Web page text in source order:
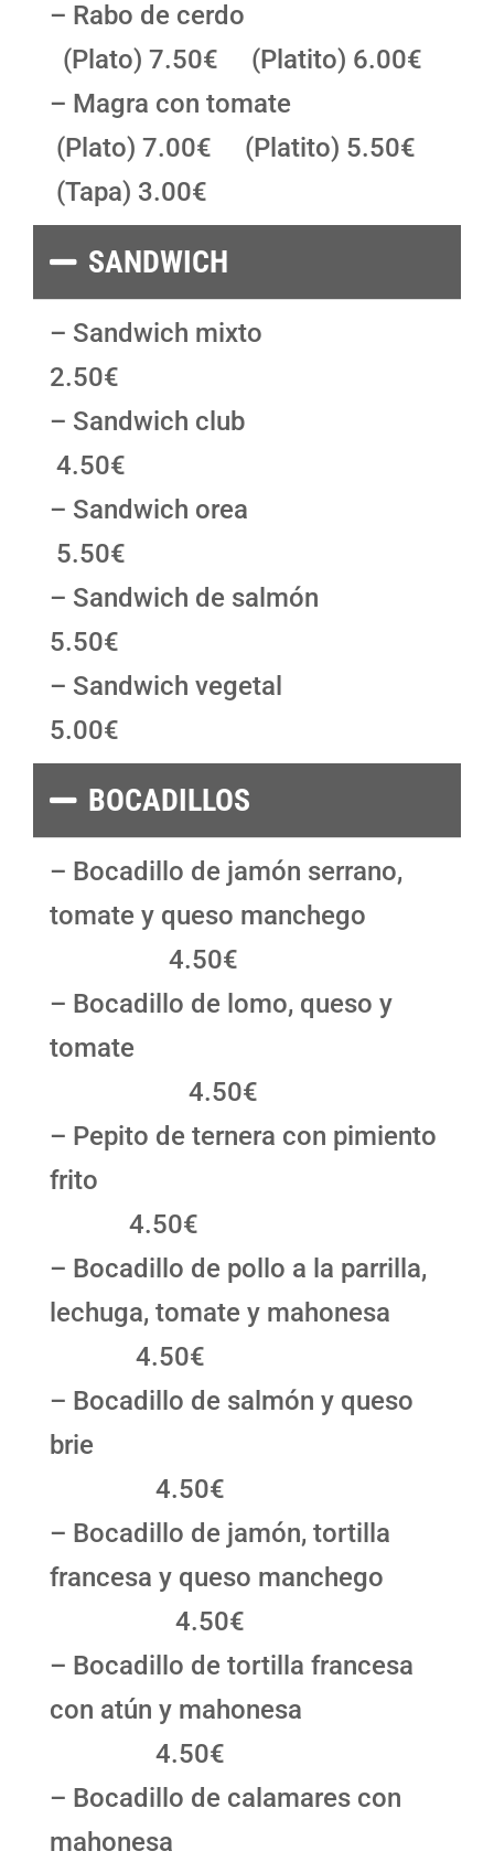
– Rabo de cerdo
(Plato) 7.50€ (Platito) 6.00€
– Magra con tomate
(Plato) 7.00€ (Platito) 5.50€
(Tapa) 3.00€
SANDWICH
– Sandwich mixto
2.50€
– Sandwich club
4.50€
– Sandwich orea
5.50€
– Sandwich de salmón
5.50€
– Sandwich vegetal
5.00€
BOCADILLOS
– Bocadillo de jamón serrano,
tomate y queso manchego
4.50€
– Bocadillo de lomo, queso y
tomate
4.50€
– Pepito de ternera con pimiento
frito
4.50€
– Bocadillo de pollo a la parrilla,
lechuga, tomate y mahonesa
4.50€
– Bocadillo de salmón y queso
brie
4.50€
– Bocadillo de jamón, tortilla
francesa y queso manchego
4.50€
– Bocadillo de tortilla francesa
con atún y mahonesa
4.50€
– Bocadillo de calamares con
mahonesa